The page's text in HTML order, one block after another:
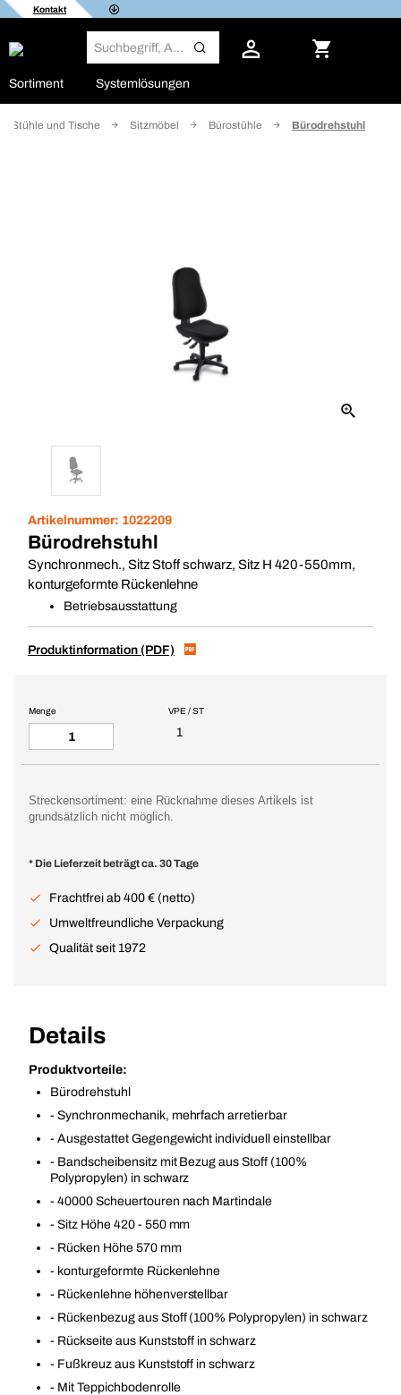
Kontakt
Sortiment Systemlösungen
Stühle und Tische Sitzmöbel Bürostühle Bürodrehstuhl
Artikelnummer: 1022209
Bürodrehstuhl
Synchronmech., Sitz Stoff schwarz, Sitz H 420-550mm,
konturgeformte Rückenlehne
Betriebsausstattung
Produktinformation (PDF)
VPE / ST
1
Menge
Streckensortiment: eine Rücknahme dieses Artikels ist
grundsätzlich nicht möglich.
* Die Lieferzeit beträgt ca. 30 Tage
Frachtfrei ab 400 € (netto)
Umweltfreundliche Verpackung
Qualität seit 1972
Details
Produktvorteile:
Bürodrehstuhl
- Synchronmechanik, mehrfach arretierbar
- Ausgestattet Gegengewicht individuell einstellbar
- Bandscheibensitz mit Bezug aus Stoff (100%
Polypropylen) in schwarz
- 40000 Scheuertouren nach Martindale
- Sitz Höhe 420 - 550 mm
- Rücken Höhe 570 mm
- konturgeformte Rückenlehne
- Rückenlehne höhenverstellbar
- Rückenbezug aus Stoff (100% Polypropylen) in schwarz
- Rückseite aus Kunststoff in schwarz
- Fußkreuz aus Kunststoff in schwarz
- Mit Teppichbodenrolle